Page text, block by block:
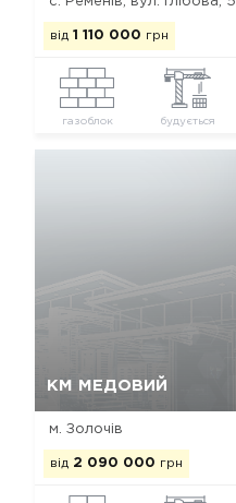
від 1 110 000 грн
газоблок будується
КМ МЕДОВИЙ
м. Золочів
від 2 090 000 грн